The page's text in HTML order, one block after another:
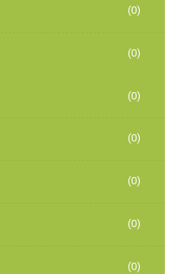
(0)
(0)
(0)
(0)
(0)
(0)
(0)